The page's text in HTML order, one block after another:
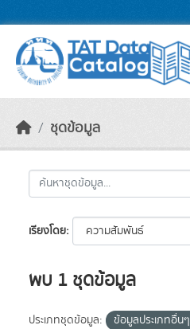
ชุดข้อมูล
เรียงโดย
พบ 1 ชุดข้อมูล
ประเภทชุดข้อมูล: ข้อมูลประเภทอื่นๆ